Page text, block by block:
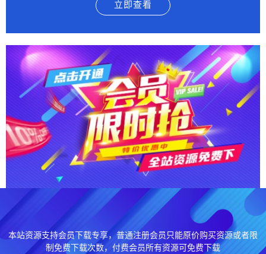
立即查看
本站资源支持会员下载专享，普通注册会员只能原价购买资源或者限
制免费下载次数，付费会员所有资源可免费下载